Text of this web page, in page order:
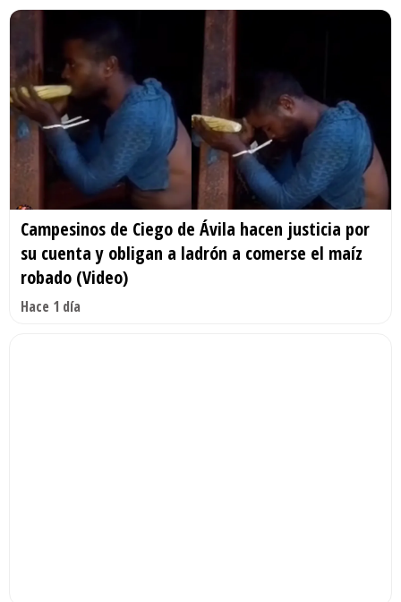
Campesinos de Ciego de Ávila hacen justicia por
su cuenta y obligan a ladrón a comerse el maíz
robado (Video)
Hace 1 día